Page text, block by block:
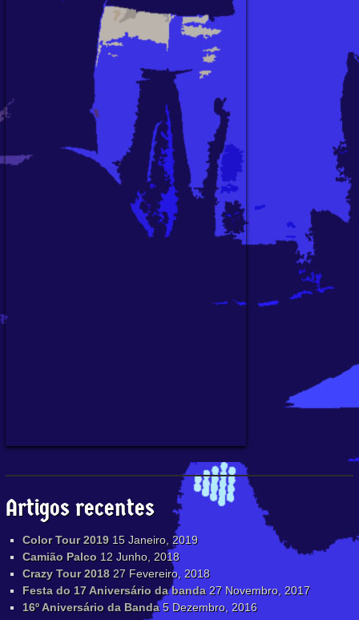
Artigos recentes
Color Tour 2019 15 Janeiro, 2019
Camião Palco 12 Junho, 2018
Crazy Tour 2018 27 Fevereiro, 2018
Festa do 17 Aniversário da banda 27 Novembro, 2017
16º Aniversário da Banda 5 Dezembro, 2016